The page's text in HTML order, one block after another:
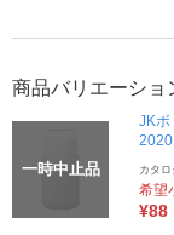
商品バリエーショ
一時中止品
JKボ
カタ
希望
¥88